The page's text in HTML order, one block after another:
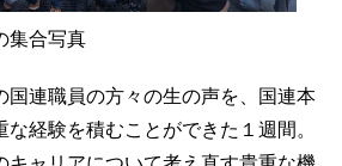
集合写真
国連職員の方々の生の声を、国連本
経験を積むことができた１週間。